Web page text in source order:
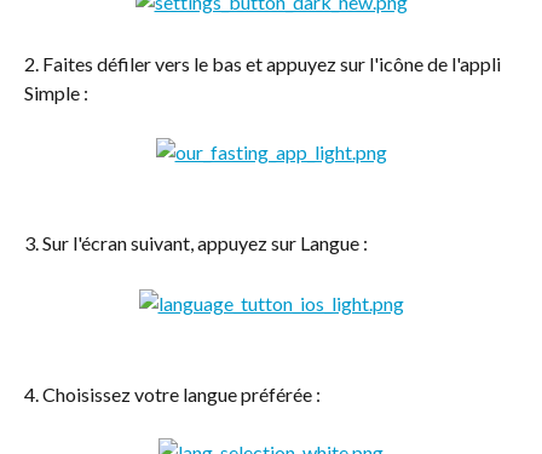
2. Faites défiler vers le bas et appuyez sur l'icône de l'appli
Simple :
3. Sur l'écran suivant, appuyez sur Langue :
4. Choisissez votre langue préférée :